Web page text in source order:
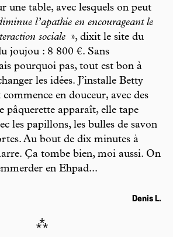
une table, avec lesquels on peut
l’apathie en encourageant le
sociale », dixit le site du
joujou : 8 800 €. Sans
pourquoi pas, tout est bon à
les idées. J’installe Betty
en douceur, avec des
pâquerette apparaît, elle tape
les papillons, les bulles de savon
Au bout de dix minutes à
Ça tombe bien, moi aussi. On
en Ehpad...
Denis L.
⁂